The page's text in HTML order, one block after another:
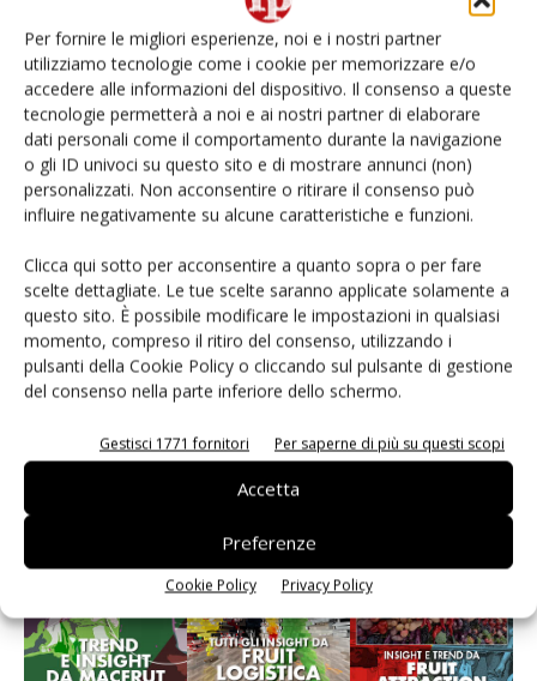
Per fornire le migliori esperienze, noi e i nostri partner
utilizziamo tecnologie come i cookie per memorizzare e/o
accedere alle informazioni del dispositivo. Il consenso a queste
tecnologie permetterà a noi e ai nostri partner di elaborare
dati personali come il comportamento durante la navigazione
o gli ID univoci su questo sito e di mostrare annunci (non)
personalizzati. Non acconsentire o ritirare il consenso può
influire negativamente su alcune caratteristiche e funzioni.
Clicca qui sotto per acconsentire a quanto sopra o per fare
scelte dettagliate. Le tue scelte saranno applicate solamente a
questo sito. È possibile modificare le impostazioni in qualsiasi
momento, compreso il ritiro del consenso, utilizzando i
pulsanti della Cookie Policy o cliccando sul pulsante di gestione
del consenso nella parte inferiore dello schermo.
Gestisci 1771 fornitori Per saperne di più su questi scopi
Accetta
Preferenze
Cookie Policy Privacy Policy
Non è una susina: è Metis… e può rivoluzionare la
categoria
L’ortofrutta di Extra Supermercati tra localismo e
Ai #Repartofresh
Andamento prezzi ortofrutta in Italia al 27 luglio
2026
Leonardo Odorizzi: “Dobbiamo creare stupore nel
punto di vendita” #vocidellortofrutta
E-magazine